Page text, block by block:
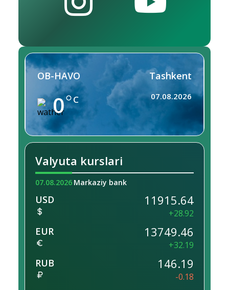
OB-HAVO
0 C
Tashkent
07.08.2026
Valyuta kurslari
07.08.2026 Markaziy bank
USD 11915.64
+28.92
EUR 13749.46
+32.19
RUB 146.19
-0.18